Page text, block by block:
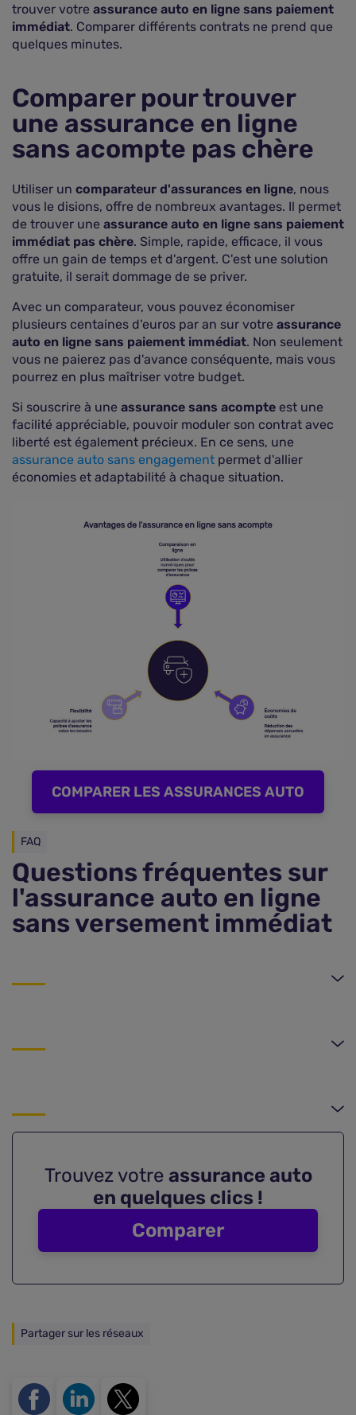
trouver votre assurance auto en ligne sans paiement
immédiat. Comparer différents contrats ne prend que
quelques minutes.
Comparer pour trouver
une assurance en ligne
sans acompte pas chère
Utiliser un comparateur d'assurances en ligne, nous
vous le disions, offre de nombreux avantages. Il permet
de trouver une assurance auto en ligne sans paiement
immédiat pas chère. Simple, rapide, efficace, il vous
offre un gain de temps et d'argent. C'est une solution
gratuite, il serait dommage de se priver.
Avec un comparateur, vous pouvez économiser
plusieurs centaines d'euros par an sur votre assurance
auto en ligne sans paiement immédiat. Non seulement
vous ne paierez pas d'avance conséquente, mais vous
pourrez en plus maîtriser votre budget.
Si souscrire à une assurance sans acompte est une
facilité appréciable, pouvoir moduler son contrat avec
liberté est également précieux. En ce sens, une
assurance auto sans engagement permet d'allier
économies et adaptabilité à chaque situation.
COMPARER LES ASSURANCES AUTO
FAQ
Questions fréquentes sur
l'assurance auto en ligne
sans versement immédiat
Trouvez votre assurance auto
en quelques clics !
Comparer
Partager sur les réseaux